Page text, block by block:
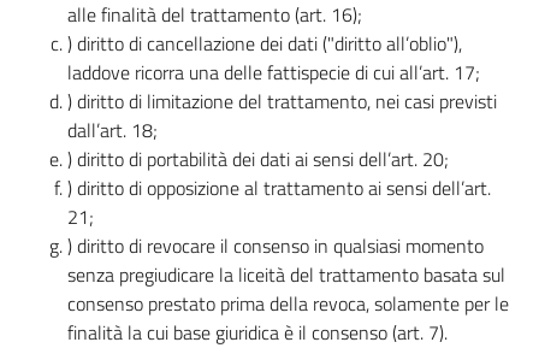
alle finalità del trattamento (art. 16);
) diritto di cancellazione dei dati ("diritto all’oblio"),
laddove ricorra una delle fattispecie di cui all’art. 17;
) diritto di limitazione del trattamento, nei casi previsti
dall’art. 18;
) diritto di portabilità dei dati ai sensi dell’art. 20;
) diritto di opposizione al trattamento ai sensi dell’art.
21;
) diritto di revocare il consenso in qualsiasi momento
senza pregiudicare la liceità del trattamento basata sul
consenso prestato prima della revoca, solamente per le
finalità la cui base giuridica è il consenso (art. 7).